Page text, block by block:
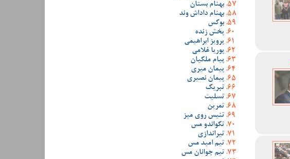
بهنام بستان
بهنام داداش وند
بوکس
پخش زنده
پرویز ابراهیمی
پوریا غلامی
پیام ملکیان
پیمان میری
پیمان نصیری
تبریک
تسلیت
تمرین
تنیس روی میز
تکواندو مس
تیراندازی
تیم امید مس
تیم جوانان مس